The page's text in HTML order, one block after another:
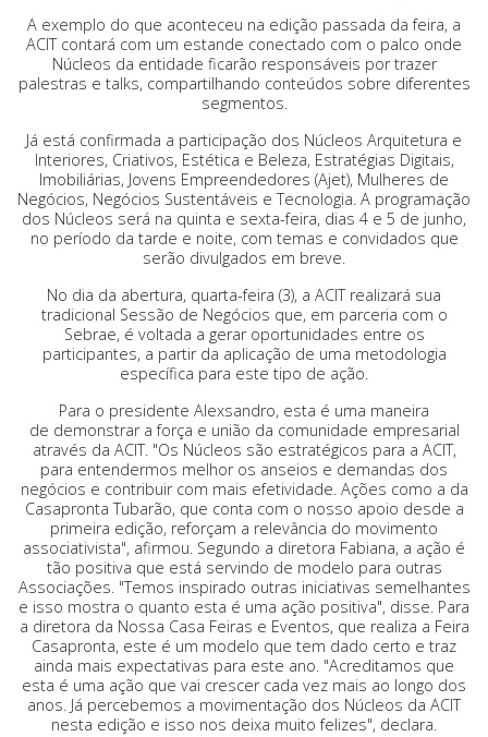
A exemplo do que aconteceu na edição passada da feira, a
ACIT contará com um estande conectado com o palco onde
Núcleos da entidade ficarão responsáveis por trazer
palestras e talks, compartilhando conteúdos sobre diferentes
segmentos.
Já está confirmada a participação dos Núcleos Arquitetura e
Interiores, Criativos, Estética e Beleza, Estratégias Digitais,
Imobiliárias, Jovens Empreendedores (Ajet), Mulheres de
Negócios, Negócios Sustentáveis e Tecnologia. A programação
dos Núcleos será na quinta e sexta-feira, dias 4 e 5 de junho,
no período da tarde e noite, com temas e convidados que
serão divulgados em breve.
No dia da abertura, quarta-feira (3), a ACIT realizará sua
tradicional Sessão de Negócios que, em parceria com o
Sebrae, é voltada a gerar oportunidades entre os
participantes, a partir da aplicação de uma metodologia
específica para este tipo de ação.
Para o presidente Alexsandro, esta é uma maneira
de demonstrar a força e união da comunidade empresarial
através da ACIT. "Os Núcleos são estratégicos para a ACIT,
para entendermos melhor os anseios e demandas dos
negócios e contribuir com mais efetividade. Ações como a da
Casapronta Tubarão, que conta com o nosso apoio desde a
primeira edição, reforçam a relevância do movimento
associativista", afirmou. Segundo a diretora Fabiana, a ação é
tão positiva que está servindo de modelo para outras
Associações. "Temos inspirado outras iniciativas semelhantes
e isso mostra o quanto esta é uma ação positiva", disse. Para
a diretora da Nossa Casa Feiras e Eventos, que realiza a Feira
Casapronta, este é um modelo que tem dado certo e traz
ainda mais expectativas para este ano. "Acreditamos que
esta é uma ação que vai crescer cada vez mais ao longo dos
anos. Já percebemos a movimentação dos Núcleos da ACIT
nesta edição e isso nos deixa muito felizes", declara.